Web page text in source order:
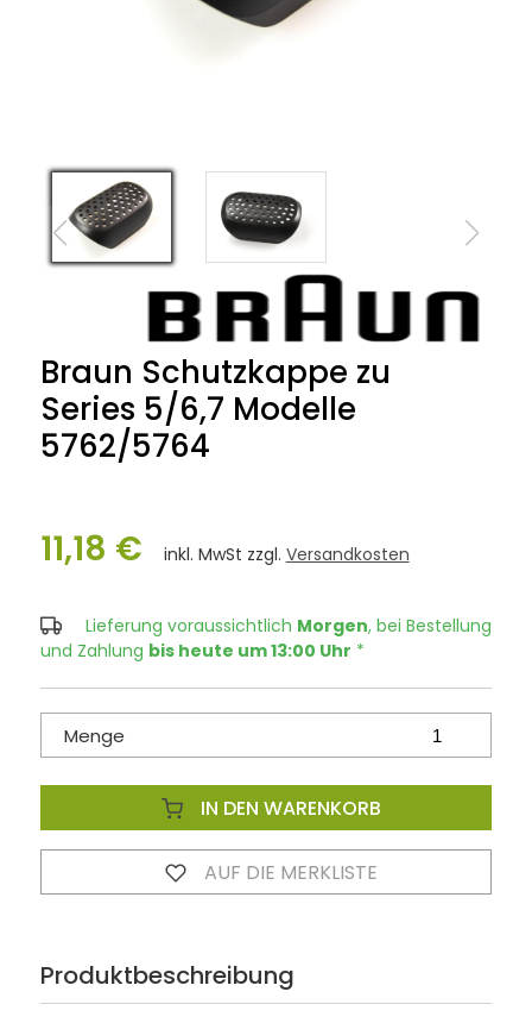
Braun Schutzkappe zu
Series 5/6,7 Modelle
5762/5764
11,18 € inkl. MwSt zzgl. Versandkosten
Lieferung voraussichtlich Morgen, bei Bestellung
und Zahlung bis heute um 13:00 Uhr *
Menge
IN DEN WARENKORB
AUF DIE MERKLISTE
Produktbeschreibung